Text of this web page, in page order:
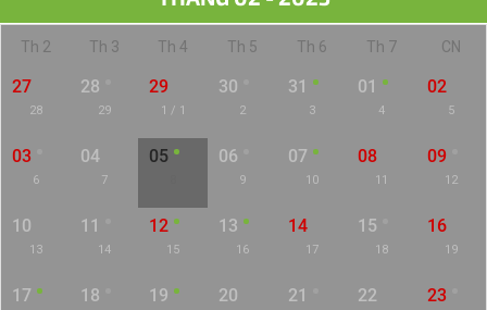
Th 2 Th 3 Th 4 Th 5 Th 6 Th 7 CN
27
28
28
29
29
1 / 1
30
2
31
3
01
4
02
5
03
6
04
7
05 06
9
07
10
08
11
09
12
10
13
11
14
12
15
13
16
14
17
15
18
16
19
17 18 19 20 21 22 23